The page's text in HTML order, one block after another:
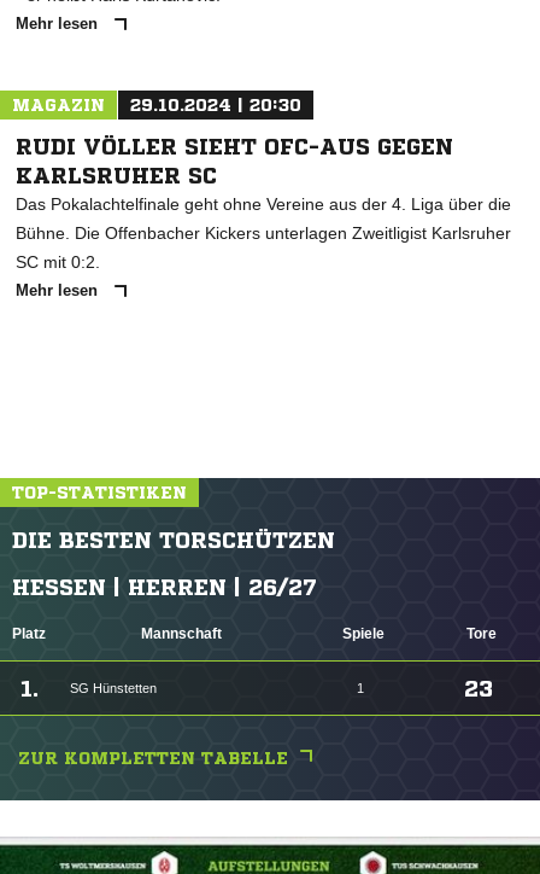
Mehr lesen
MAGAZIN 29.10.2024 | 20:30
RUDI VÖLLER SIEHT OFC-AUS GEGEN
KARLSRUHER SC
Das Pokalachtelfinale geht ohne Vereine aus der 4. Liga über die
Bühne. Die Offenbacher Kickers unterlagen Zweitligist Karlsruher
SC mit 0:2.
Mehr lesen
TOP-STATISTIKEN
DIE BESTEN TORSCHÜTZEN
HESSEN | HERREN | 26/27
Platz Mannschaft Spiele Tore
1. SG Hünstetten 1 23
ZUR KOMPLETTEN TABELLE